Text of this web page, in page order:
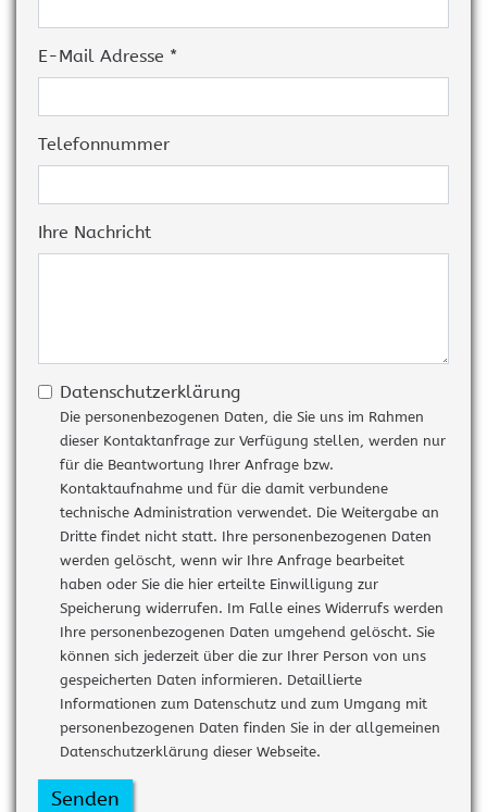
E-Mail Adresse *
Telefonnummer
Ihre Nachricht
Datenschutzerklärung
Die personenbezogenen Daten, die Sie uns im Rahmen
dieser Kontaktanfrage zur Verfügung stellen, werden nur
für die Beantwortung Ihrer Anfrage bzw.
Kontaktaufnahme und für die damit verbundene
technische Administration verwendet. Die Weitergabe an
Dritte findet nicht statt. Ihre personenbezogenen Daten
werden gelöscht, wenn wir Ihre Anfrage bearbeitet
haben oder Sie die hier erteilte Einwilligung zur
Speicherung widerrufen. Im Falle eines Widerrufs werden
Ihre personenbezogenen Daten umgehend gelöscht. Sie
können sich jederzeit über die zur Ihrer Person von uns
gespeicherten Daten informieren. Detaillierte
Informationen zum Datenschutz und zum Umgang mit
personenbezogenen Daten finden Sie in der allgemeinen
Datenschutzerklärung dieser Webseite.
Senden